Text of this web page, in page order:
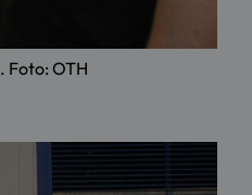
Foto: OTH